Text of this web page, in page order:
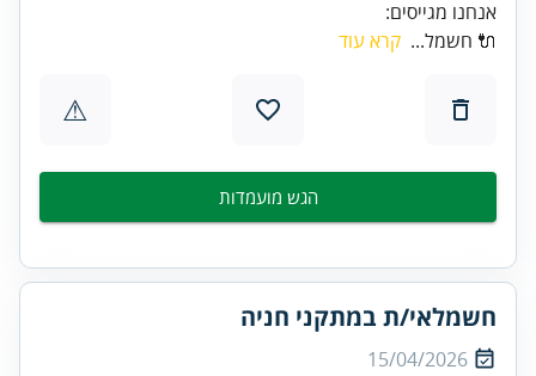
אנחנו מגייסים:
🔌 חשמל... קרא עוד
⚠
הגש מועמדות
חשמלאי/ת במתקני חניה
15/04/2026